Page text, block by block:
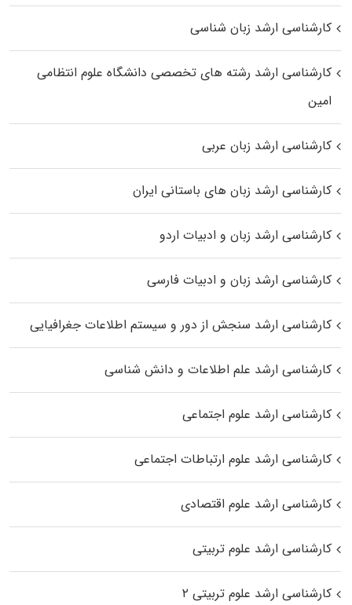
کارشناسی ارشد زبان شناسی
کارشناسی ارشد رﺷﺘﻪ ﻫﺎی تخصصی داﻧﺸﮕﺎه ﻋﻠﻮم انتظامی
اﻣﻴﻦ
کارشناسی ارشد زبان عربی
کارشناسی ارشد زبان‌ های باستانی ایران
کارشناسی ارشد زبان و ادبیات اردو
کارشناسی ارشد زبان و ادبیات فارسی
کارشناسی ارشد سنجش از دور و سیستم اطلاعات جغرافیایی
کارشناسی ارشد علم اطلاعات و دانش شناسی
کارشناسی ارشد علوم اجتماعی
کارشناسی ارشد علوم ارتباطات اجتماعی
کارشناسی ارشد علوم اقتصادی
کارشناسی ارشد علوم تربیتی
کارشناسی ارشد علوم تربیتی ۲